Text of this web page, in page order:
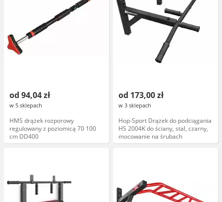
od 94,04 zł
w 5 sklepach
HMS drążek rozporowy
regulowany z poziomicą 70 100
cm DD400
od 173,00 zł
w 3 sklepach
Hop-Sport Drążek do podciągania
HS 2004K do ściany, stal, czarny,
mocowanie na śrubach